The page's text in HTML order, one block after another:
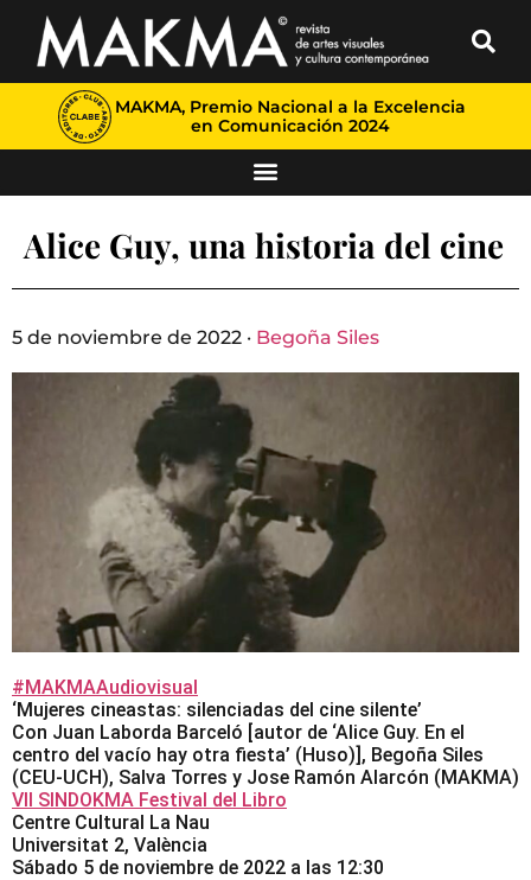
MAKMA, Premio Nacional a la Excelencia
en Comunicación 2024
Alice Guy, una historia del cine
5 de noviembre de 2022 · Begoña Siles
#MAKMAAudiovisual
‘Mujeres cineastas: silenciadas del cine silente’
Con Juan Laborda Barceló [autor de ‘Alice Guy. En el
centro del vacío hay otra fiesta’ (Huso)], Begoña Siles
(CEU-UCH), Salva Torres y Jose Ramón Alarcón (MAKMA)
VII SINDOKMA Festival del Libro
Centre Cultural La Nau
Universitat 2, València
Sábado 5 de noviembre de 2022 a las 12:30